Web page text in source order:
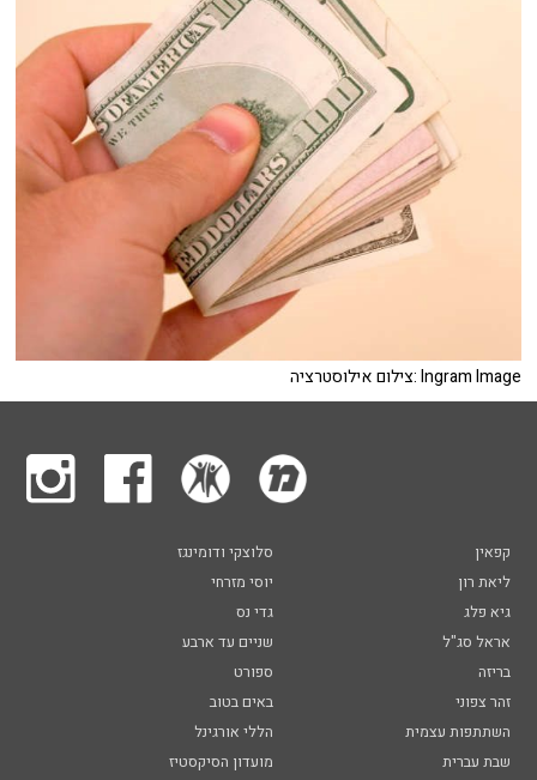
צילום אילוסטרציה: Ingram Image
קפאין
סלוצקי ודומינגז
ליאת רון
יוסי מזרחי
גיא פלג
גדי נס
אראל סג"ל
שניים עד ארבע
בריזה
ספורט
זהר צפוני
באים בטוב
השתתפות עצמית
הללי אורגינל
שבת עברית
מועדון הסיקסטיז